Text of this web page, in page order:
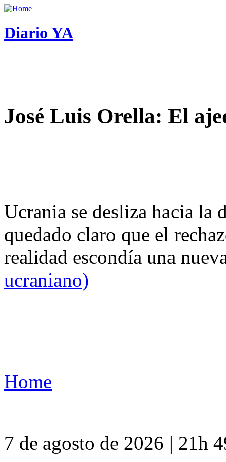
Diario YA
José Luis Orella: El
Ucrania se desliza hacia
quedado claro que el
realidad escondía una
ucraniano)
Home
7 de agosto de 2026 | 21h